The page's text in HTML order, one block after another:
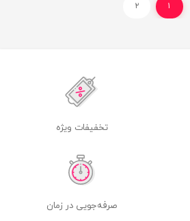
۱ ۲
تخفیفات ویژه
صرفه‌جویی در زمان